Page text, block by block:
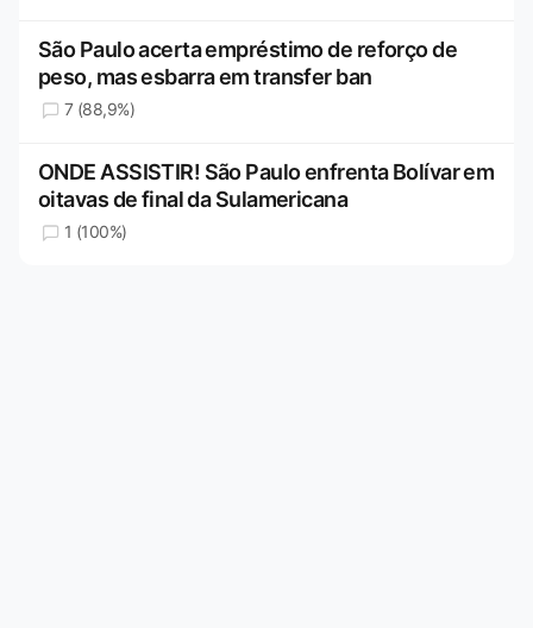
São Paulo acerta empréstimo de reforço de
peso, mas esbarra em transfer ban
7 (88,9%)
ONDE ASSISTIR! São Paulo enfrenta Bolívar em
oitavas de final da Sulamericana
1 (100%)